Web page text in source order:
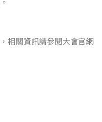
相關資訊請參閱大會官網